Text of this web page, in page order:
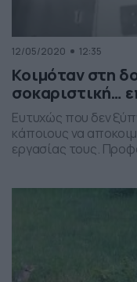
12/05/2020 12:35
Κοιμόταν στη
σοκαριστική…
Ευτυχώς που δεν
κάποιους να
εργασίας τους.
επίσκεψη κατά τη